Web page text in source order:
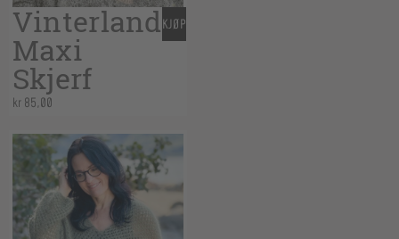
Vinterland
Maxi
Skjerf
kr85,00
KJØP